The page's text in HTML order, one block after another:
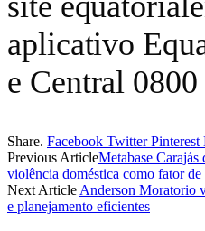
aplicativo
e Central
Share. Facebook Twitter Pinterest
Previous ArticleMetabase Carajás
violência doméstica como fator
Next Article Anderson Moratorio
e planejamento eficientes